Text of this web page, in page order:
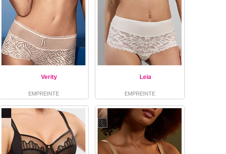
Verity
EMPREINTE
Leia
EMPREINTE